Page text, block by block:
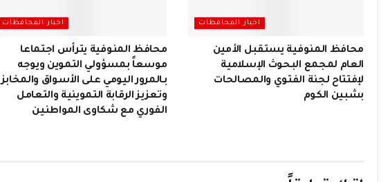
اخبار المحافظات
محافظ المنوفية يستقبل الأمين
العام لمجمع البحوث الإسلامية
لإفتتاح لجنة الفتوي والمصالحات
بشبين الكوم
اخبار المحافظات
محافظ المنوفية يترأس اجتماعا
موسعاً بمسؤولي التموين ويوجه
بـالمرور اليومي على الأسواق والمخابز
وتعزيز الرقابة التموينية والتعامل
الفوري مع شكاوى المواطنين